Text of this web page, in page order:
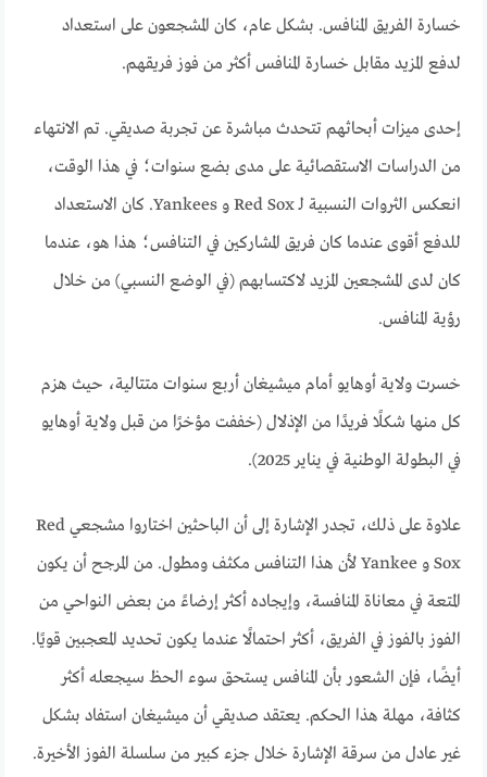
خسارة الفريق المنافس. بشكل عام، كان المشجعون على استعداد
لدفع المزيد مقابل خسارة المنافس أكثر من فوز فريقهم.
إحدى ميزات أبحاثهم تتحدث مباشرة عن تجربة صديقي. تم الانتهاء
من الدراسات الاستقصائية على مدى بضع سنوات؛ في هذا الوقت،
انعكس الثروات النسبية لـ Red Sox و Yankees. كان الاستعداد
للدفع أقوى عندما كان فريق المشاركين في التنافس؛ هذا هو، عندما
كان لدى المشجعين المزيد لاكتسابهم (في الوضع النسبي) من خلال
رؤية المنافس.
خسرت ولاية أوهايو أمام ميشيغان أربع سنوات متتالية، حيث هزم
كل منها شكلًا فريدًا من الإذلال (خففت مؤخرًا من قبل ولاية أوهايو
في البطولة الوطنية في يناير 2025).
علاوة على ذلك، تجدر الإشارة إلى أن الباحثين اختاروا مشجعي Red
Sox و Yankee لأن هذا التنافس مكثف ومطول. من المرجح أن يكون
المتعة في معاناة المنافسة، وإيجاده أكثر إرضاءً من بعض النواحي من
الفوز بالفوز في الفريق، أكثر احتمالًا عندما يكون تحديد المعجبين قويًا.
أيضًا، فإن الشعور بأن المنافس يستحق سوء الحظ سيجعله أكثر
كثافة، مهلة هذا الحكم. يعتقد صديقي أن ميشيغان استفاد بشكل
غير عادل من سرقة الإشارة خلال جزء كبير من سلسلة الفوز الأخيرة.